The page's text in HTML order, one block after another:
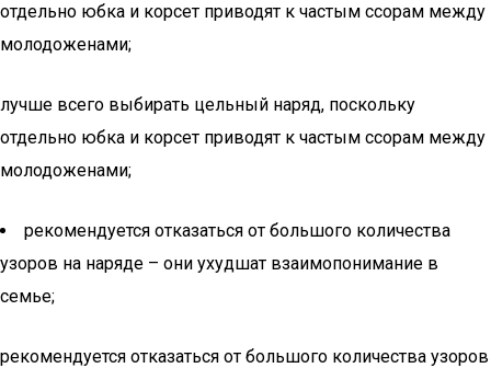
отдельно юбка и корсет приводят к частым ссорам между
молодоженами;
лучше всего выбирать цельный наряд, поскольку
отдельно юбка и корсет приводят к частым ссорам между
молодоженами;
рекомендуется отказаться от большого количества
узоров на наряде – они ухудшат взаимопонимание в
семье;
рекомендуется отказаться от большого количества узоров